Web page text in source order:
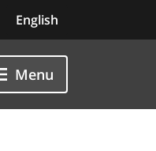
English
Menu